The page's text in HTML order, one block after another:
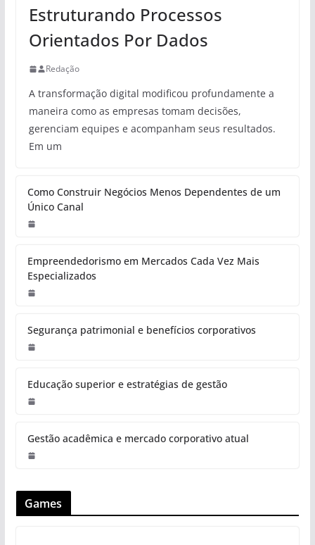
Estruturando Processos
Orientados Por Dados
Redação
A transformação digital modificou profundamente a
maneira como as empresas tomam decisões,
gerenciam equipes e acompanham seus resultados.
Em um
Como Construir Negócios Menos Dependentes de um
Único Canal
Empreendedorismo em Mercados Cada Vez Mais
Especializados
Segurança patrimonial e benefícios corporativos
Educação superior e estratégias de gestão
Gestão acadêmica e mercado corporativo atual
Games